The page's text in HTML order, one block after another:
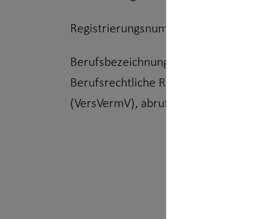
Registrierungsnummer: D-F-175-
Berufsbezeichnung:
Berufsrechtliche Regelungen: § 34 f
(VersVermV), abrufbar unter